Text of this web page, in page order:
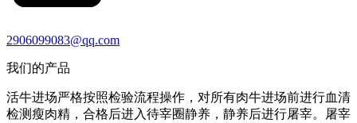
2906099083@qq.com
我们的产品
活牛进场严格按照检验流程操作，对所有肉牛进场前进行血清
检测瘦肉精，合格后进入待宰圈静养，静养后进行屠宰。屠宰